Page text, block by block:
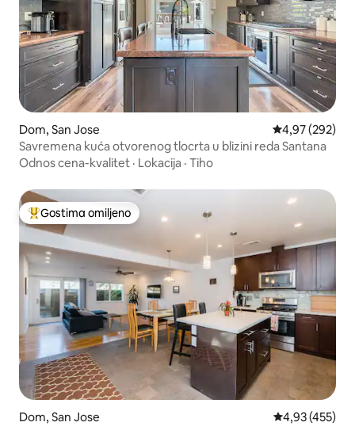
Dom, San Jose Prosečna
4,97 (292)
Savremena kuća otvorenog tlocrta u blizini reda Santana
Odnos cena-kvalitet · Lokacija · Tiho
Najuspešniji među gostima omiljenim
Gostima omiljeno
Dom, San Jose Prosečna
4,93 (455)